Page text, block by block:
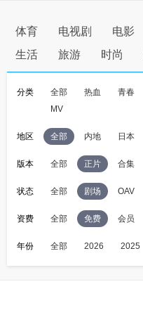
体育 电视剧 电影
生活
旅游 时尚
分类 全部 热血 青春
MV
地区 全部 内地 日本
版本 全部 正片 合集
状态 全部 剧场 OAV
资费 全部 免费 会员
年份 全部 2026 2025